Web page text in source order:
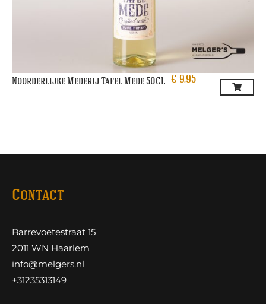
Noorderlijke Mederij Tafel Mede 50CL € 9,95
Contact
Barrevoetestraat 15
2011 WN Haarlem
info@melgers.nl
+31235313149